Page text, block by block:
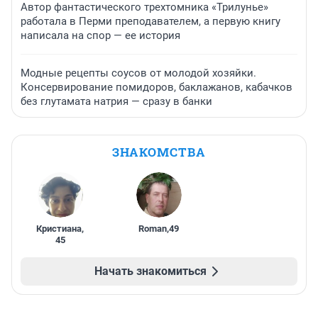
Автор фантастического трехтомника «Трилунье»
работала в Перми преподавателем, а первую книгу
написала на спор — ее история
Модные рецепты соусов от молодой хозяйки.
Консервирование помидоров, баклажанов, кабачков
без глутамата натрия — сразу в банки
ЗНАКОМСТВА
Кристиана,
45
Roman,49
Начать знакомиться